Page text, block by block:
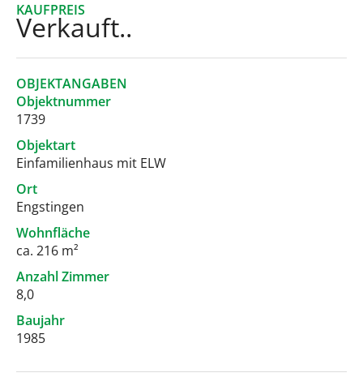
KAUFPREIS
Verkauft..
OBJEKTANGABEN
Objektnummer
1739
Objektart
Einfamilienhaus mit ELW
Ort
Engstingen
Wohnfläche
ca. 216 m²
Anzahl Zimmer
8,0
Baujahr
1985